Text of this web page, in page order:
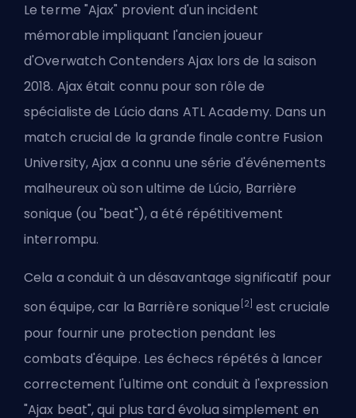
Le terme "Ajax" provient d'un incident
mémorable impliquant l'ancien joueur
d'Overwatch Contenders Ajax lors de la saison
2018. Ajax était connu pour son rôle de
spécialiste de Lúcio dans ATL Academy. Dans un
match crucial de la grande finale contre Fusion
University, Ajax a connu une série d'événements
malheureux où son ultime de Lúcio, Barrière
sonique (ou "beat"), a été répétitivement
interrompu.
Cela a conduit à un désavantage significatif pour
son équipe, car la Barrière sonique [2] est cruciale
pour fournir une protection pendant les
combats d'équipe. Les échecs répétés à lancer
correctement l'ultime ont conduit à l'expression
"Ajax beat", qui plus tard évolua simplement en